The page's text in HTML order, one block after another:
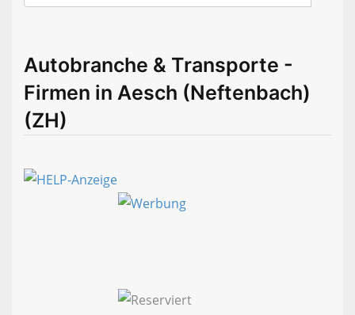
Autobranche & Transporte -
Firmen in Aesch (Neftenbach)
(ZH)